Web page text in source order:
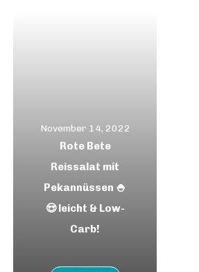
November 14, 2022
Rote Bete
Reissalat mit
Pekannüssen 🍚
😍 leicht & Low-
Carb!